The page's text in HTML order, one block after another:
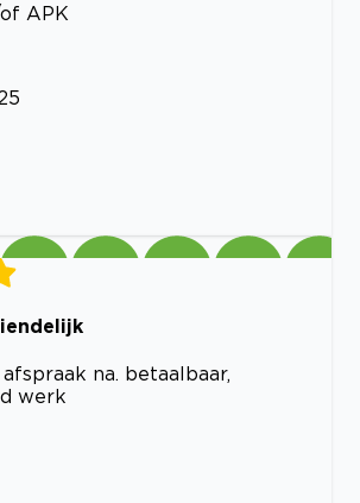
APK
na. betaalbaar,
werk